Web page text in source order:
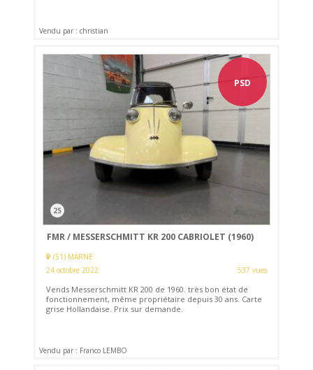
Vendu par : christian
PSD
25
FMR / MESSERSCHMITT KR 200 CABRIOLET (1960)
(51) MARNE
24 octobre 2022
537 vues
Vends Messerschmitt KR 200 de 1960. très bon état de
fonctionnement, même propriétaire depuis 30 ans. Carte
grise Hollandaise. Prix sur demande.
Vendu par : Franco LEMBO